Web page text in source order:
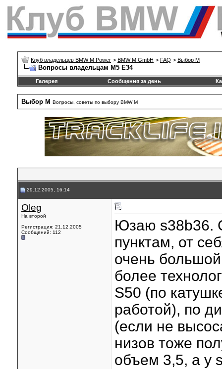
Клуб владельцев BMW M Power > BMW M GmbH > FAQ > Выбор М
Вопросы владельцам М5 Е34
Галерея Сообщения за день
Выбор М Вопросы, советы по выбору BMW M
29.12.2005, 16:14
Oleg
На второй
Регистрация: 21.12.2005
Сообщений: 112
Юзаю s38b36.
пунктам, от
очень
более
S50 (по
работой), по
(если не
низов тоже
объем 3,5, а у